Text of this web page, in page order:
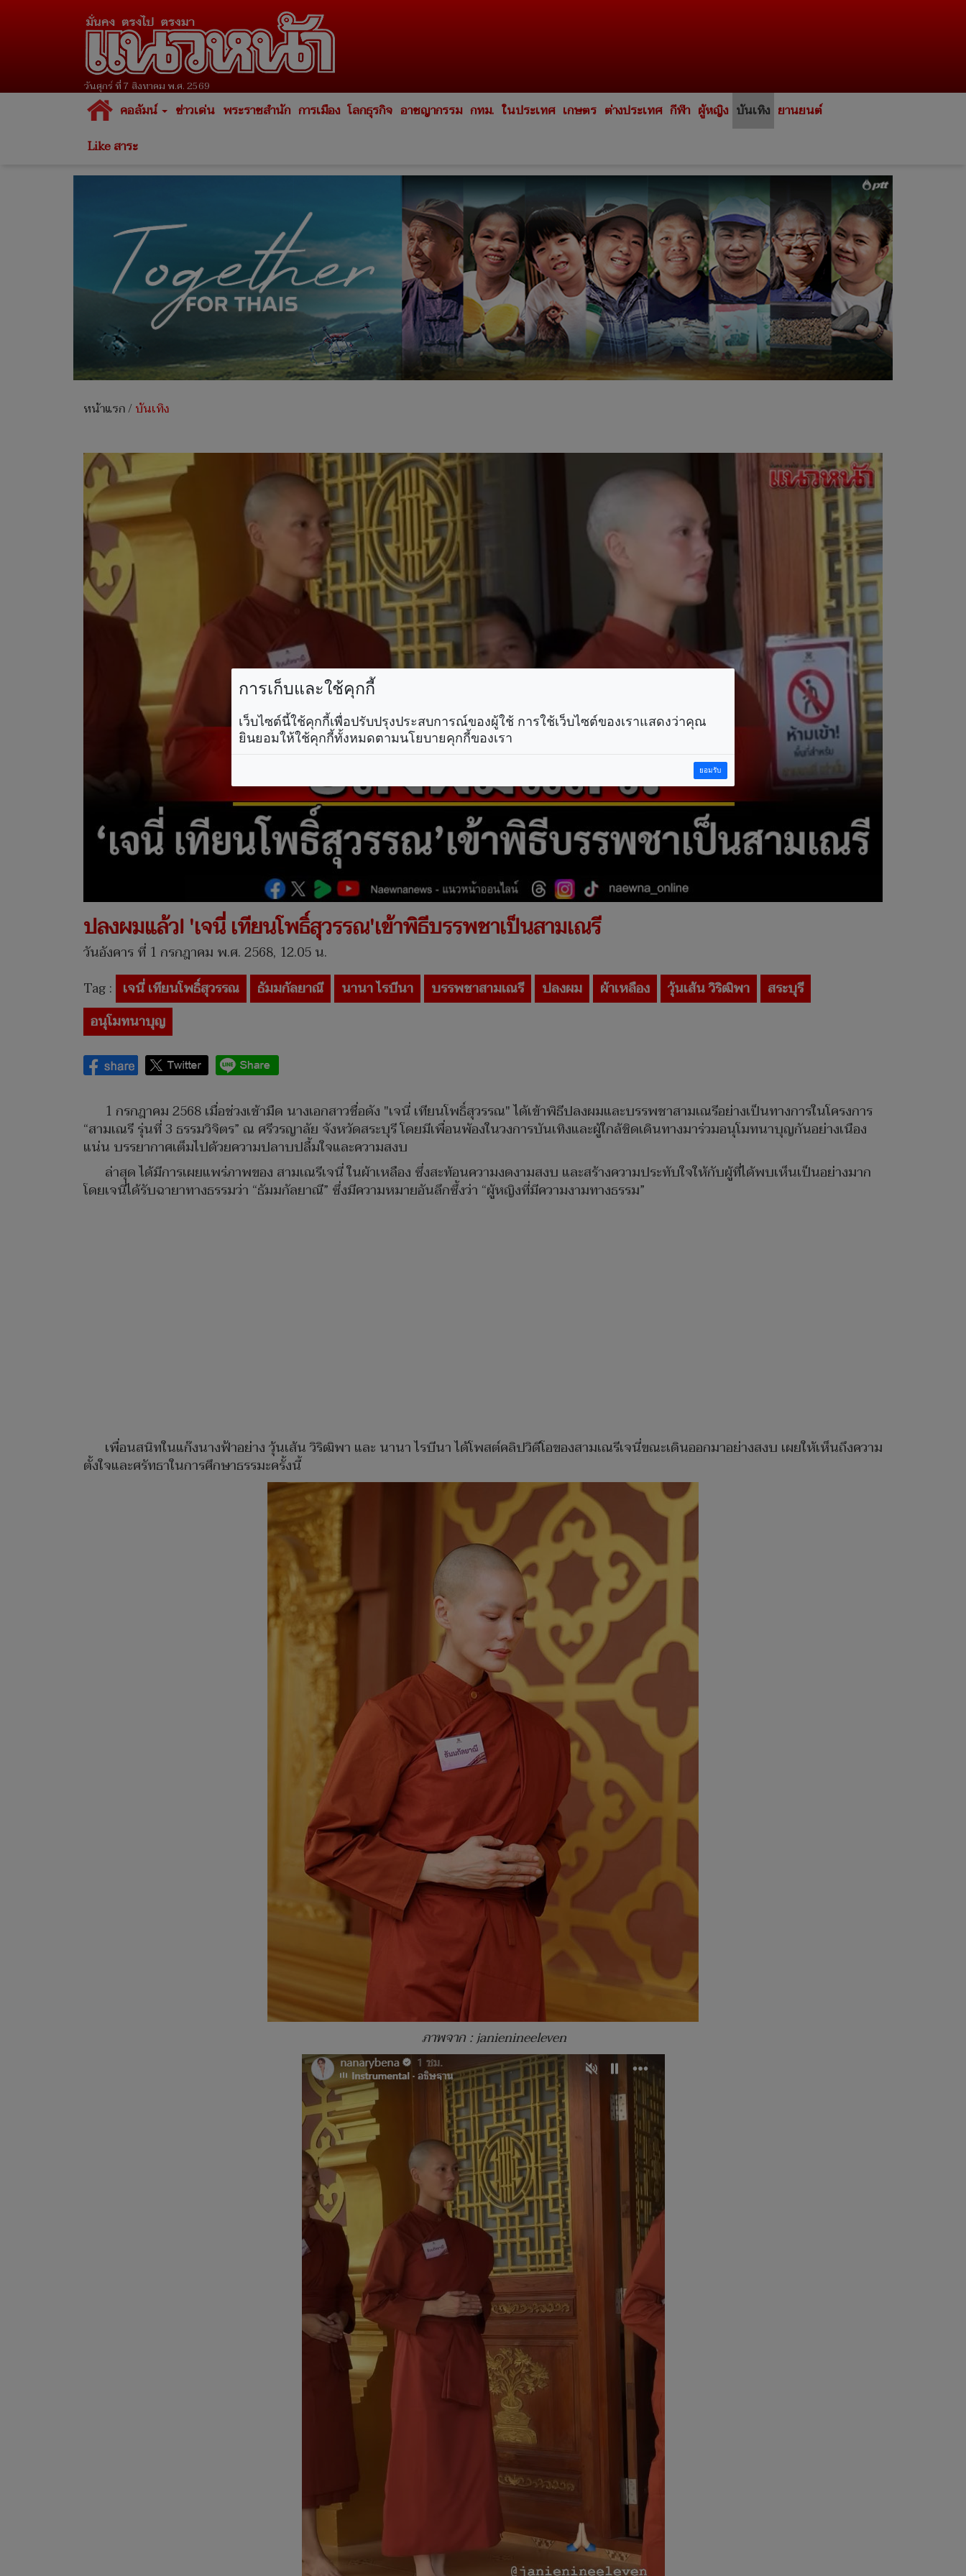
วันศุกร์ ที่ 7 สิงหาคม พ.ศ. 2569
คอลัมน์ ข่าวเด่น พระราชสำนัก การเมือง โลกธุรกิจ อาชญากรรม กทม. ในประเทศ เกษตร ต่างประเทศ กีฬา ผู้หญิง บันเทิง ยานยนต์
Like สาระ
หน้าแรก/บันเทิง
ปลงผมแล้ว! 'เจนี่ เทียนโพธิ์สุวรรณ'เข้าพิธีบรรพชาเป็นสามเณรี
วันอังคาร ที่ 1 กรกฎาคม พ.ศ. 2568, 12.05 น.
Tag : เจนี่ เทียนโพธิ์สุวรรณ ธัมมกัลยาณี นานา ไรบีนา บรรพชาสามเณรี ปลงผม ผ้าเหลือง วุ้นเส้น วิริฒิพา
สระบุรี
อนุโมทนาบุญ
1 กรกฎาคม 2568 เมื่อช่วงเช้ามืด นางเอกสาวชื่อดัง "เจนี่ เทียนโพธิ์สุวรรณ" ได้เข้าพิธีปลงผมและบรรพชาสามเณรีอย่างเป็นทางการในโครงการ
“สามเณรี รุ่นที่ 3 ธรรมวิจิตร” ณ ศรีวรญาลัย จังหวัดสระบุรี โดยมีเพื่อนพ้องในวงการบันเทิงและผู้ใกล้ชิดเดินทางมาร่วมอนุโมทนาบุญกันอย่างเนือง
แน่น บรรยากาศเต็มไปด้วยความปลาบปลื้มใจและความสงบ
ล่าสุด ได้มีการเผยแพร่ภาพของ สามเณรีเจนี่ ในผ้าเหลือง ซึ่งสะท้อนความงดงามสงบ และสร้างความประทับใจให้กับผู้ที่ได้พบเห็นเป็นอย่างมาก
โดยเจนี่ได้รับฉายาทางธรรมว่า “ธัมมกัลยาณี” ซึ่งมีความหมายอันลึกซึ้งว่า “ผู้หญิงที่มีความงามทางธรรม”
เพื่อนสนิทในแก๊งนางฟ้าอย่าง วุ้นเส้น วิริฒิพา และ นานา ไรบีนา ได้โพสต์คลิปวิดีโอของสามเณรีเจนี่ขณะเดินออกมาอย่างสงบ เผยให้เห็นถึงความ
ตั้งใจและศรัทธาในการศึกษาธรรมะครั้งนี้
ภาพจาก : janienineeleven
การเก็บและใช้คุกกี้
เว็บไซต์นี้ใช้คุกกี้เพื่อปรับปรุงประสบการณ์ของผู้ใช้ การใช้เว็บไซต์ของเราแสดงว่าคุณ
ยินยอมให้ใช้คุกกี้ทั้งหมดตามนโยบายคุกกี้ของเรา
ยอมรับ